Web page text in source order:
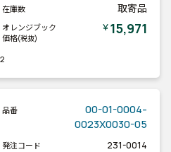
在庫数 取寄品
オレンジブック
価格(税抜)
￥15,971
品番
00-01-0004-
0023X0030-05
発注コード 231-0014